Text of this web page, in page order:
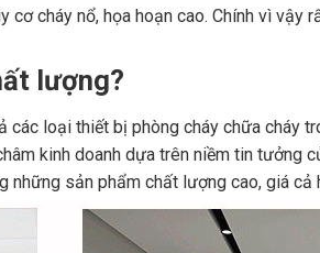
cơ cháy nổ, họa hoạn cao. Chính vì vậy
lượng?
các loại thiết bị phòng cháy chữa cháy
kinh doanh dựa trên niềm tin tưởng
những sản phẩm chất lượng cao, giá cả